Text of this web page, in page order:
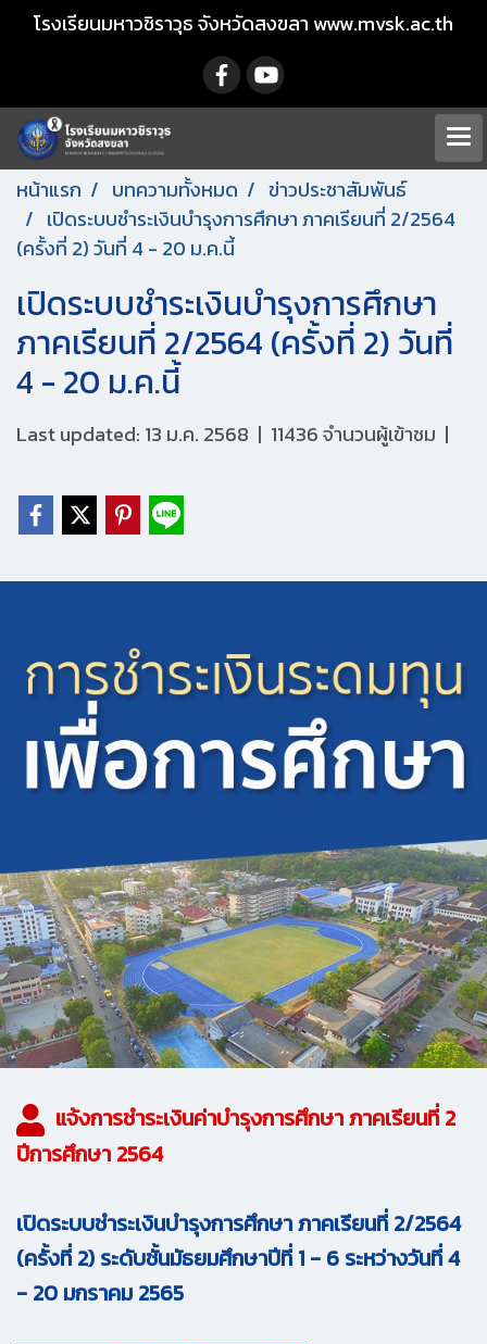
โรงเรียนมหาวชิราวุธ จังหวัดสงขลา www.mvsk.ac.th
หน้าแรก บทความทั้งหมด
ข่าวประชาสัมพันธ์
เปิดระบบชำระเงินบำรุงการศึกษา ภาคเรียนที่ 2/2564
(ครั้งที่ 2) วันที่ 4 - 20 ม.ค.นี้
เปิดระบบชำระเงินบำรุงการศึกษา
ภาคเรียนที่ 2/2564 (ครั้งที่ 2) วันที่
4 - 20 ม.ค.นี้
Last updated: 13 ม.ค. 2568 | 11436 จำนวนผู้เข้าชม |
แจ้งการชำระเงินค่าบำรุงการศึกษา ภาคเรียนที่ 2
ปีการศึกษา 2564
เปิดระบบชำระเงินบำรุงการศึกษา ภาคเรียนที่ 2/2564
(ครั้งที่ 2) ระดับชั้นมัธยมศึกษาปีที่ 1 - 6 ระหว่างวันที่ 4
- 20 มกราคม 2565